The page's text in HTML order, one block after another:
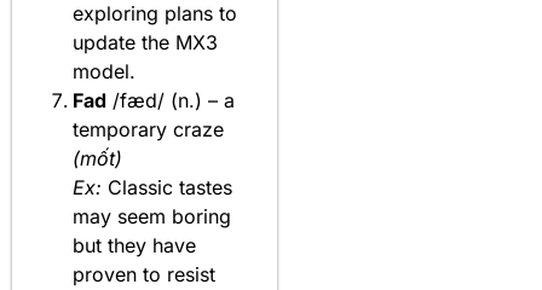
exploring plans to
update the MX3
model.
Fad /fæd/ (n.) – a
temporary craze
(mốt)
Ex: Classic tastes
may seem boring
but they have
proven to resist